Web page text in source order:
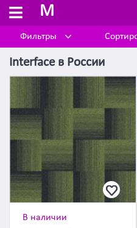
M
Фильтры
Interfaceв России
В наличии